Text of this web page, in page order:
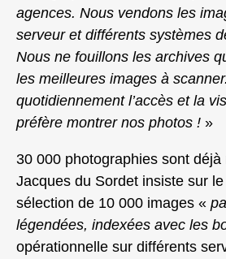
agences. Nous vendons les
serveur et différents systèmes
Nous ne fouillons les archives
les meilleures images à
quotidiennement l’accès et la
préfère montrer nos photos ! »
30 000 photographies sont
Jacques du Sordet insiste sur le
sélection de 10 000 images «
légendées, indexées avec les
opérationnelle sur différents